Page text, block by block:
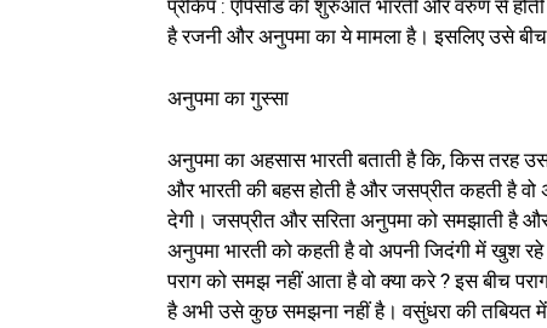
प्रीकैप : एपिसोड की शुरुआत भारती और वरुण से
है रजनी और अनुपमा का ये मामला है। इसलिए उसे बीच
अनुपमा का गुस्सा
अनुपमा का अहसास भारती बताती है कि, किस
और भारती की बहस होती है और जसप्रीत कहती है
देगी। जसप्रीत और सरिता अनुपमा को समझाती है
अनुपमा भारती को कहती है वो अपनी जिदंगी में
पराग को समझ नहीं आता है वो क्या करे ? इस बीच
है अभी उसे कुछ समझना नहीं है। वसुंधरा की तबियत में